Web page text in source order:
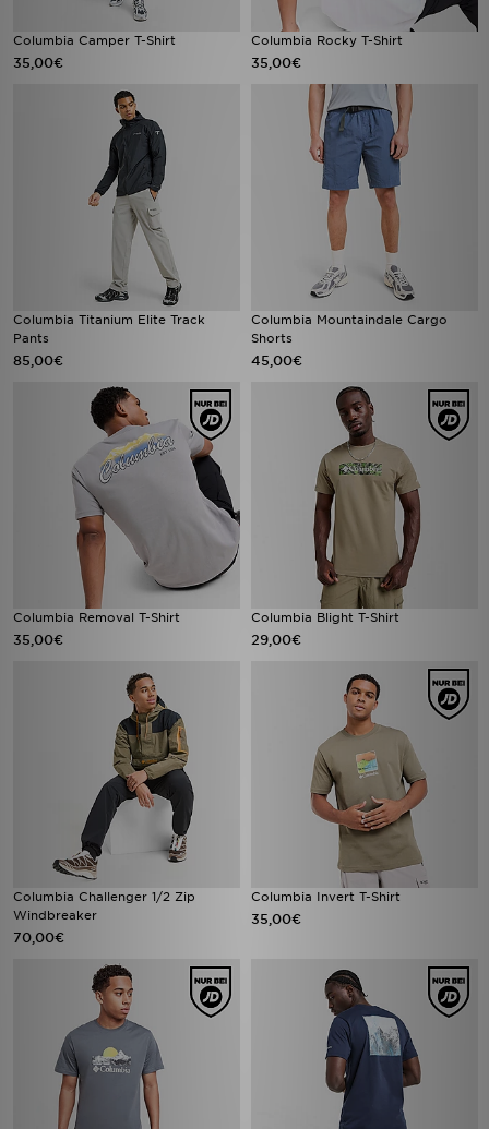
Columbia Camper T-Shirt
35,00€
Columbia Rocky T-Shirt
35,00€
Columbia Titanium Elite Track
Pants
85,00€
Columbia Mountaindale Cargo
Shorts
45,00€
Columbia Removal T-Shirt
35,00€
Columbia Blight T-Shirt
29,00€
Columbia Challenger 1/2 Zip
Windbreaker
70,00€
Columbia Invert T-Shirt
35,00€